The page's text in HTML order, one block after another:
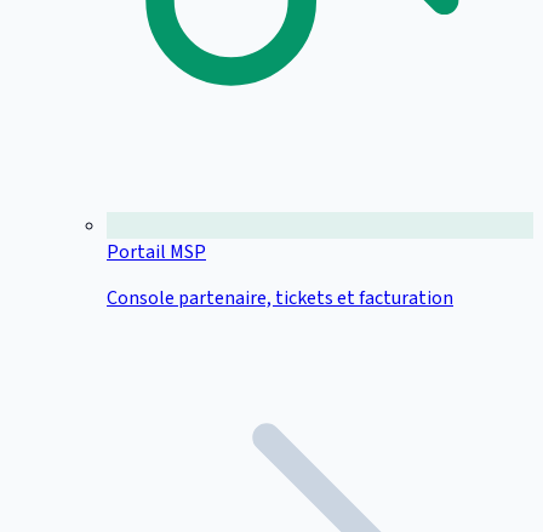
Portail MSP
Console partenaire, tickets et facturation